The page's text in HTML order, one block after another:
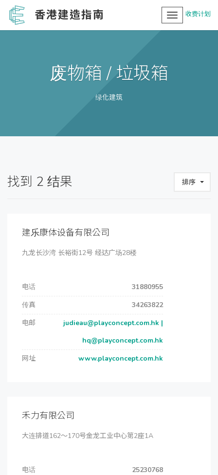
香港建造指南 收费计划
Toggle
navigation
废物箱 / 垃圾箱
绿化建筑
找到 2 结果 排序
建乐康体设备有限公司
九龙长沙湾 长裕街12号 经达广场28楼
电话
31880955
传真
34263822
电邮
judieau@playconcept.com.hk |
hq@playconcept.com.hk
网址
www.playconcept.com.hk
禾力有限公司
大连排道162～170号金龙工业中心第2座1A
电话
25230768